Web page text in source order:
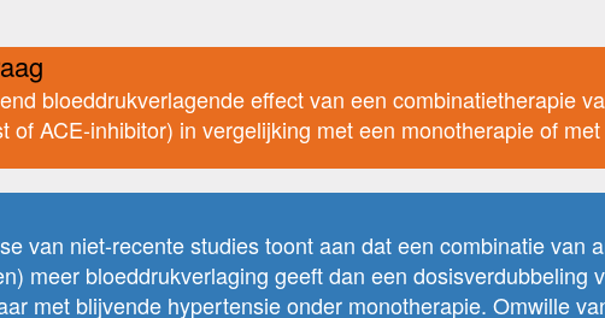
bloeddrukverlagende effect van een combinatietherapie
of ACE-inhibitor) in vergelijking met een monotherapie of
van niet-recente studies toont aan dat een combinatie
meer bloeddrukverlaging geeft dan een
met blijvende hypertensie onder monotherapie. Omwille